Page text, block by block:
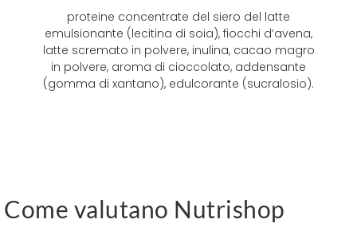
proteine concentrate del siero del latte
emulsionante (lecitina di soia), fiocchi d’avena,
latte scremato in polvere, inulina, cacao magro
in polvere, aroma di cioccolato, addensante
(gomma di xantano), edulcorante (sucralosio).
Come valutano Nutrishop